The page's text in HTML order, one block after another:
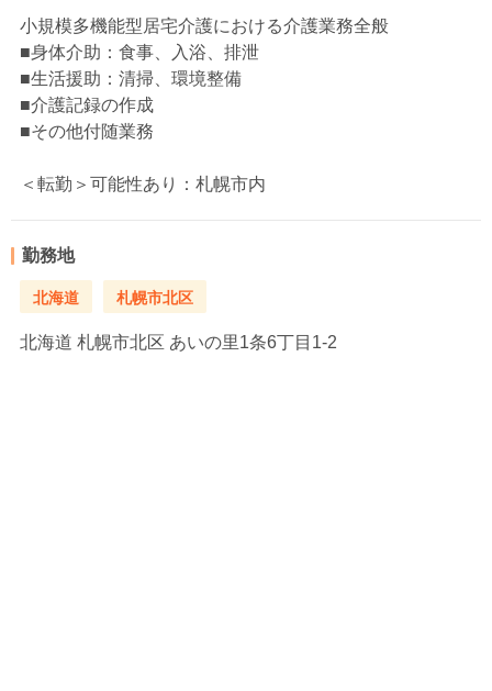
小規模多機能型居宅介護における介護業務全般
■身体介助：食事、入浴、排泄
■生活援助：清掃、環境整備
■介護記録の作成
■その他付随業務
＜転勤＞可能性あり：札幌市内
勤務地
北海道 札幌市北区
北海道 札幌市北区 あいの里1条6丁目1-2